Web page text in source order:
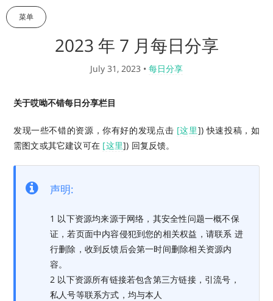
菜单
2023 年 7 月每日分享
July 31, 2023 • 每日分享
关于哎呦不错每日分享栏目
发现一些不错的资源，你有好的发现点击 [这里]) 快速投稿，如
需图文或其它建议可在 [这里]) 回复反馈。
声明:
1 以下资源均来源于网络，其安全性问题一概不保
证，若页面中内容侵犯到您的相关权益，请联系 进
行删除，收到反馈后会第一时间删除相关资源内
容。
2 以下资源所有链接若包含第三方链接，引流号，
私人号等联系方式，均与本人